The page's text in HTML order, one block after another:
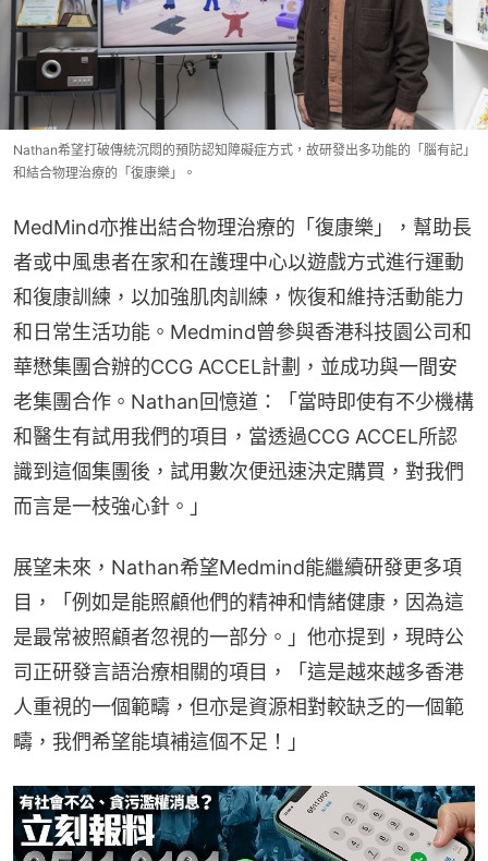
Nathan希望打破傳統沉悶的預防認知障礙症方式，故研發出多功能的「腦有記」
和結合物理治療的「復康樂」。
MedMind亦推出結合物理治療的「復康樂」，幫助長
者或中風患者在家和在護理中心以遊戲方式進行運動
和復康訓練，以加強肌肉訓練，恢復和維持活動能力
和日常生活功能。Medmind曾參與香港科技園公司和
華懋集團合辦的CCG ACCEL計劃，並成功與一間安
老集團合作。Nathan回憶道：「當時即使有不少機構
和醫生有試用我們的項目，當透過CCG ACCEL所認
識到這個集團後，試用數次便迅速決定購買，對我們
而言是一枝強心針。」
展望未來，Nathan希望Medmind能繼續研發更多項
目，「例如是能照顧他們的精神和情緒健康，因為這
是最常被照顧者忽視的一部分。」他亦提到，現時公
司正研發言語治療相關的項目，「這是越來越多香港
人重視的一個範疇，但亦是資源相對較缺乏的一個範
疇，我們希望能填補這個不足！」